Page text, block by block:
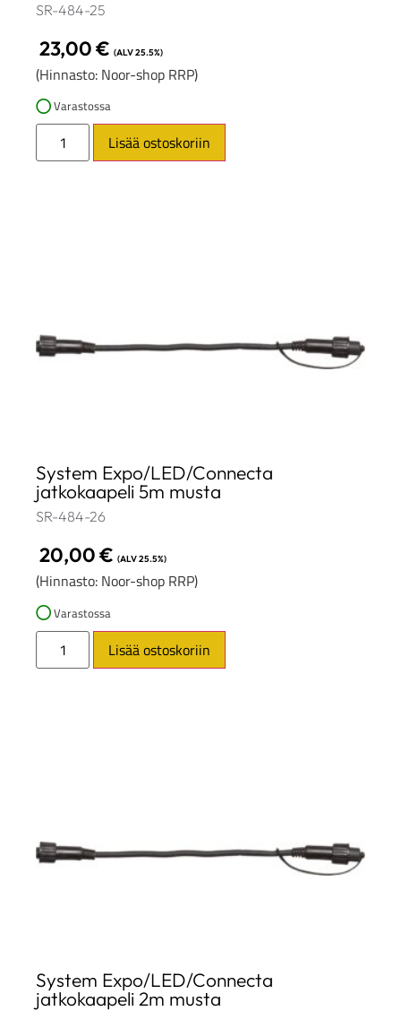
SR-484-25
23,00€ (ALV 25.5%)
(Hinnasto: Noor-shop RRP)
Varastossa
Lisää ostoskoriin
System Expo/LED/Connecta
jatkokaapeli 5m musta
SR-484-26
20,00€ (ALV 25.5%)
(Hinnasto: Noor-shop RRP)
Varastossa
Lisää ostoskoriin
System Expo/LED/Connecta
jatkokaapeli 2m musta